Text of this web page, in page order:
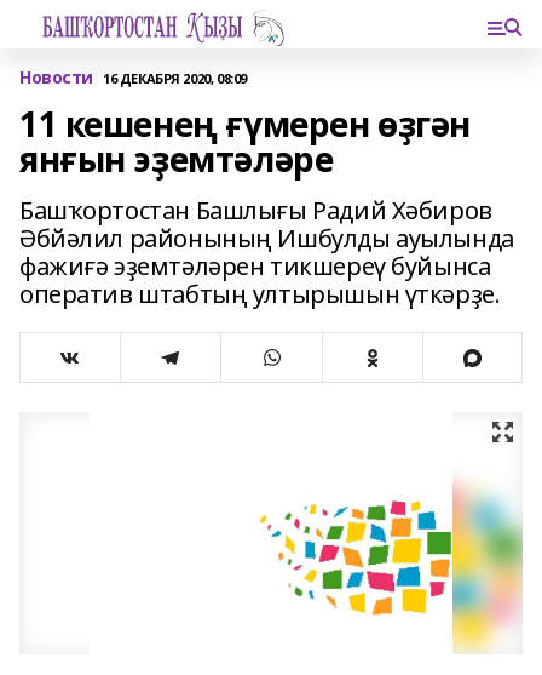
Новости 16 ДЕКАБРЯ 2020, 08:09
11 кешенең ғүмерен өҙгән
янғын эҙемтәләре
Башҡортостан Башлығы Радий Хәбиров
Әбйәлил районының Ишбулды ауылында
фажиғә эҙемтәләрен тикшереү буйынса
оператив штабтың ултырышын үткәрҙе.